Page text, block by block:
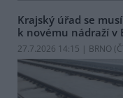
Krajský úřad se
k novému nádraží v
27.7.2026 14:15 | BRNO (